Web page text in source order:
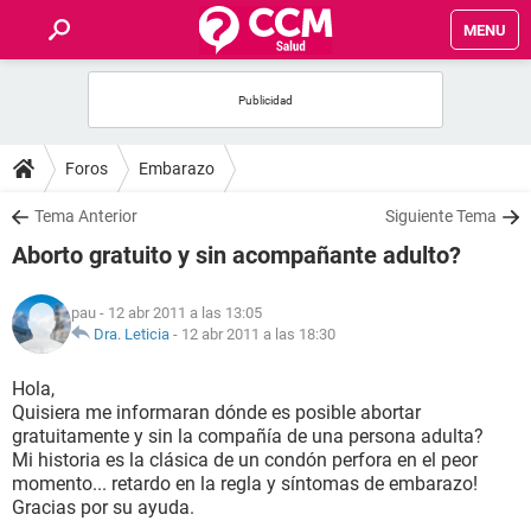
MENU
FOROS
SALUD
NUTRICIÓN
BIENESTAR
SEXUALIDAD
GLOSARIO
Foros Embarazo
Tema Anterior Siguiente Tema
Aborto gratuito y sin acompañante adulto?
pau - 12 abr 2011 a las 13:05
Dra. Leticia - 12 abr 2011 a las 18:30
Hola,
Quisiera me informaran dónde es posible abortar
gratuitamente y sin la compañía de una persona adulta?
Mi historia es la clásica de un condón perfora en el peor
momento... retardo en la regla y síntomas de embarazo!
Gracias por su ayuda.